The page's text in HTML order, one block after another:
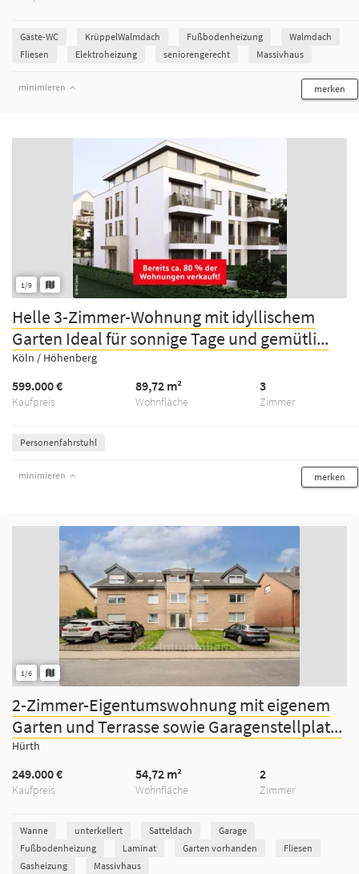
Gäste-WC KrüppelWalmdach Fußbodenheizung
Walmdach
Fliesen
Elektroheizung seniorengerecht Massivhaus
minimieren merken
1/9
Helle 3-Zimmer-Wohnung mit idyllischem
Garten Ideal für sonnige Tage und gemütli...
Köln / Höhenberg
Kaufpreis
599.000 €
Wohnfläche
89,72 m²
Zimmer
3
Personenfahrstuhl
minimieren merken
1/6
2-Zimmer-Eigentumswohnung mit eigenem
Garten und Terrasse sowie Garagenstellplat...
Hürth
Kaufpreis
249.000 €
Wohnfläche
54,72 m²
Zimmer
2
Wanne unterkellert Satteldach
Garage
Fußbodenheizung
Laminat Garten vorhanden
Fliesen
Gasheizung
Massivhaus